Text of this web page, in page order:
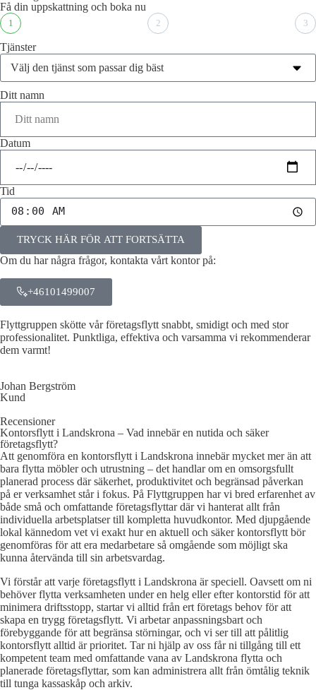
Få din uppskattning och boka nu
1 2 3
Tjänster
Ditt namn
Datum
Tid
TRYCK HÄR FÖR ATT FORTSÄTTA
Om du har några frågor, kontakta vårt kontor på:
+46101499007
Flyttgruppen skötte vår företagsflytt snabbt, smidigt och med stor
professionalitet. Punktliga, effektiva och varsamma vi rekommenderar
dem varmt!
Johan Bergström
Kund
Recensioner
Kontorsflytt i Landskrona – Vad innebär en nutida och säker
företagsflytt?
Att genomföra en kontorsflytt i Landskrona innebär mycket mer än att
bara flytta möbler och utrustning – det handlar om en omsorgsfullt
planerad process där säkerhet, produktivitet och begränsad påverkan
på er verksamhet står i fokus. På Flyttgruppen har vi bred erfarenhet av
både små och omfattande företagsflyttar där vi hanterat allt från
individuella arbetsplatser till kompletta huvudkontor. Med djupgående
lokal kännedom vet vi exakt hur en aktuell och säker kontorsflytt bör
genomföras för att era medarbetare så omgående som möjligt ska
kunna återvända till sin arbetsvardag.
Vi förstår att varje företagsflytt i Landskrona är speciell. Oavsett om ni
behöver flytta verksamheten under en helg eller efter kontorstid för att
minimera driftsstopp, startar vi alltid från ert företags behov för att
skapa en trygg företagsflytt. Vi arbetar anpassningsbart och
förebyggande för att begränsa störningar, och vi ser till att pålitlig
kontorsflytt alltid är prioritet. Tar ni hjälp av oss får ni tillgång till ett
kompetent team med omfattande vana av Landskrona flytta och
planerade företagsflyttar, som kan administrera allt från ömtålig teknik
till tunga kassaskåp och arkiv.